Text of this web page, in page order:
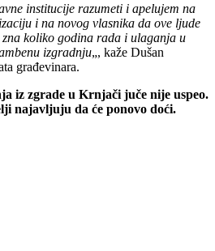
institucije razumeti i apelujem na
i na novog vlasnika da ove ljude
zna koliko godina rada i ulaganja u
izgradnju„, kaže Dušan
građevinara.
iz zgrade u Krnjači juče nije uspeo.
najavljuju da će ponovo doći.